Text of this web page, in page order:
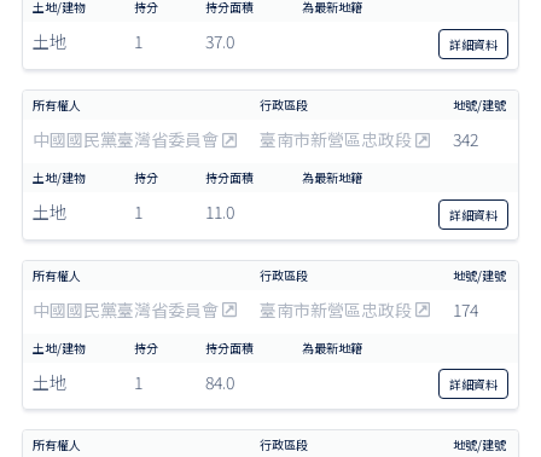
土地 1 37.0 詳細資料
中國國民黨臺灣省委員會 臺南市新營區忠政段 342
土地 1 11.0 詳細資料
中國國民黨臺灣省委員會 臺南市新營區忠政段 174
土地 1 84.0 詳細資料